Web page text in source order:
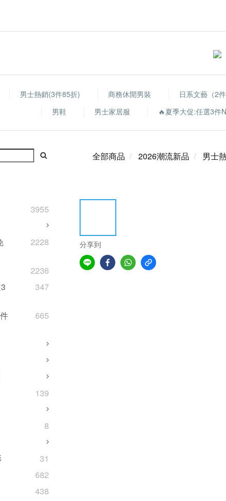
男士熱銷(3件85折) 商務休閒男裝 日系文藝（2件
男鞋
男士家居服 🔥夏季大促:任選3件
3955
2228
2236
347
665
139
8
31
682
438
全部商品 2026潮流新品 男士
分享到